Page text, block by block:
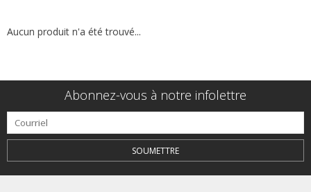
Aucun produit n'a été trouvé...
Abonnez-vous à notre infolettre
SOUMETTRE